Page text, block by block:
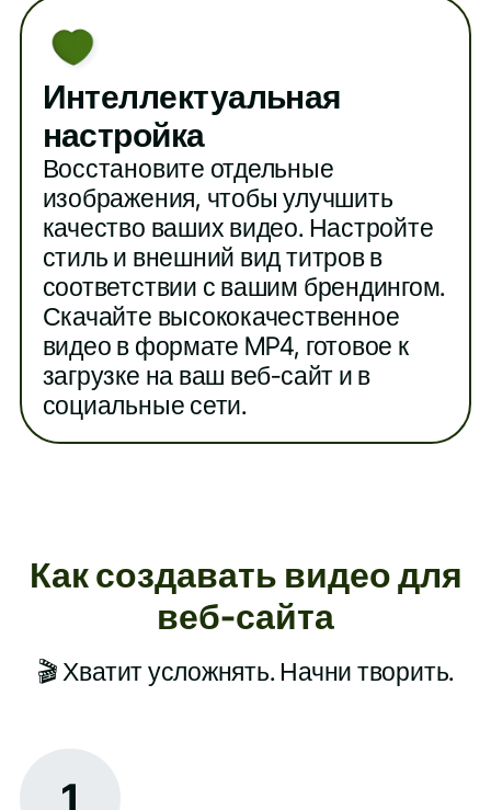
Интеллектуальная
настройка
Восстановите отдельные
изображения, чтобы улучшить
качество ваших видео. Настройте
стиль и внешний вид титров в
соответствии с вашим брендингом.
Скачайте высококачественное
видео в формате MP4, готовое к
загрузке на ваш веб-сайт и в
социальные сети.
Как создавать видео для
веб-сайта
🎬 Хватит усложнять. Начни творить.
1